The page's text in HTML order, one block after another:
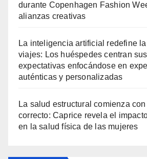
durante Copenhagen Fashion
alianzas creativas
La inteligencia artificial redefine
viajes: Los huéspedes centran
expectativas enfocándose en
auténticas y personalizadas
La salud estructural comienza
correcto: Caprice revela el
en la salud física de las mujeres